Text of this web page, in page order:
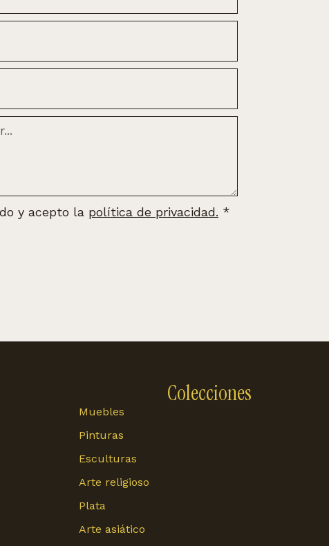
y acepto la política de privacidad. *
Colecciones
Muebles
Pinturas
Esculturas
Arte religioso
Plata
Arte asiático